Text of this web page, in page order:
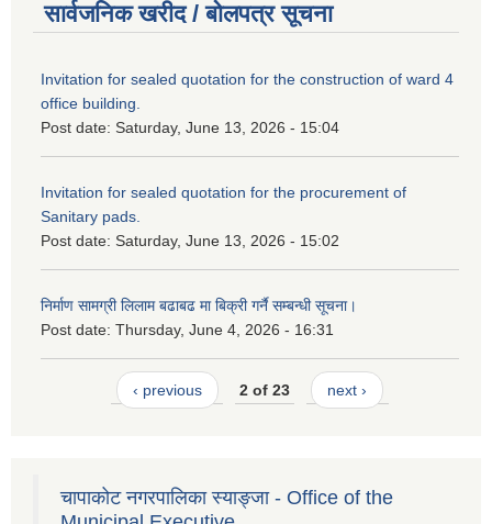
सार्वजनिक खरीद / बोलपत्र सूचना
Invitation for sealed quotation for the construction of ward 4
office building.
Post date: Saturday, June 13, 2026 - 15:04
Invitation for sealed quotation for the procurement of
Sanitary pads.
Post date: Saturday, June 13, 2026 - 15:02
निर्माण सामग्री लिलाम बढाबढ मा बिक्री गर्नै सम्बन्धी सूचना।
Post date: Thursday, June 4, 2026 - 16:31
‹ previous 2 of 23 next ›
चापाकोट नगरपालिका स्याङ्जा - Office of the